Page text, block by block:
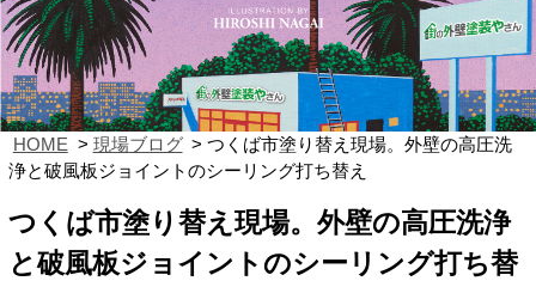
HOME 現場ブログ
つくば市塗り替え現場。外壁の高圧洗
浄と破風板ジョイントのシーリング打ち替え
つくば市塗り替え現場。外壁の高圧洗浄
と破風板ジョイントのシーリング打ち替